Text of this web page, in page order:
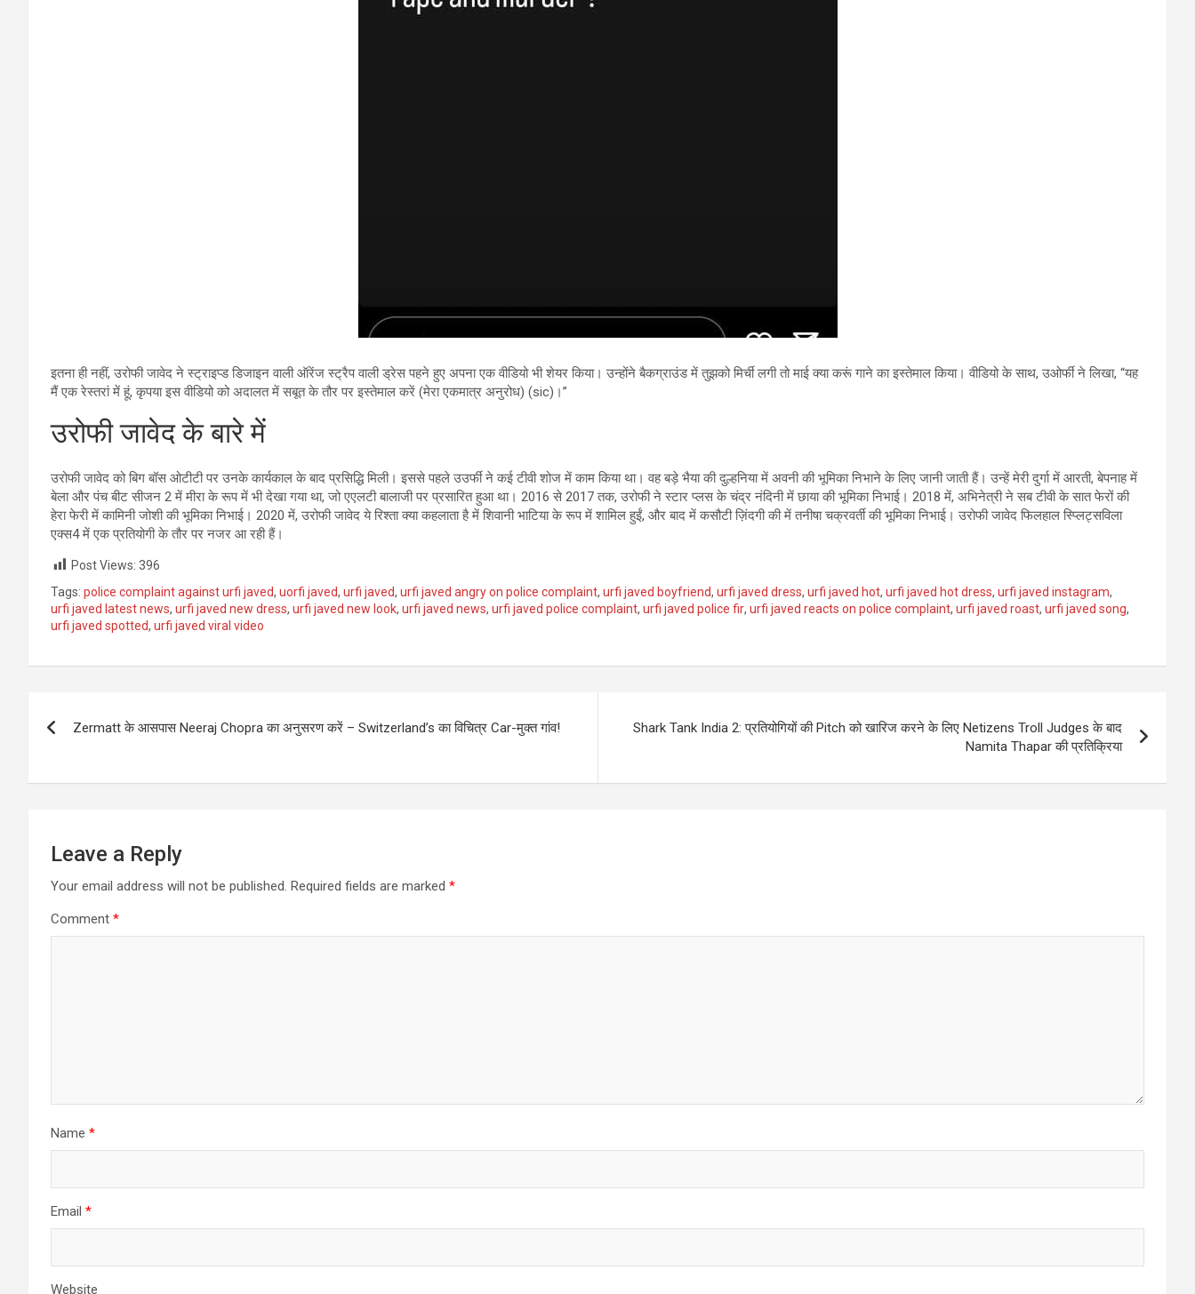
इतना ही नहीं, उरोफी जावेद ने स्ट्राइप्ड डिजाइन वाली ऑरेंज स्ट्रैप वाली ड्रेस पहने हुए अपना एक वीडियो भी शेयर किया। उन्होंने बैकग्राउंड में तुझको मिर्ची लगी तो माई क्या करूं गाने का इस्तेमाल किया। वीडियो के साथ, उओर्फी ने लिखा, “यह
मैं एक रेस्तरां में हूं, कृपया इस वीडियो को अदालत में सबूत के तौर पर इस्तेमाल करें (मेरा एकमात्र अनुरोध) (sic)।”
उरोफी जावेद के बारे में
उरोफी जावेद को बिग बॉस ओटीटी पर उनके कार्यकाल के बाद प्रसिद्धि मिली। इससे पहले उउर्फी ने कई टीवी शोज में काम किया था। वह बड़े भैया की दुल्हनिया में अवनी की भूमिका निभाने के लिए जानी जाती हैं। उन्हें मेरी दुर्गा में आरती, बेपनाह में
बेला और पंच बीट सीजन 2 में मीरा के रूप में भी देखा गया था, जो एएलटी बालाजी पर प्रसारित हुआ था। 2016 से 2017 तक, उरोफी ने स्टार प्लस के चंद्र नंदिनी में छाया की भूमिका निभाई। 2018 में, अभिनेत्री ने सब टीवी के सात फेरों की
हेरा फेरी में कामिनी जोशी की भूमिका निभाई। 2020 में, उरोफी जावेद ये रिश्ता क्या कहलाता है में शिवानी भाटिया के रूप में शामिल हुईं, और बाद में कसौटी ज़िंदगी की में तनीषा चक्रवर्ती की भूमिका निभाई। उरोफी जावेद फिलहाल स्प्लिट्सविला
एक्स4 में एक प्रतियोगी के तौर पर नजर आ रही हैं।
Post Views: 396
Tags: police complaint against urfi javed, uorfi javed, urfi javed, urfi javed angry on police complaint, urfi javed boyfriend, urfi javed dress, urfi javed hot, urfi javed hot dress, urfi javed instagram,
urfi javed latest news, urfi javed new dress, urfi javed new look, urfi javed news, urfi javed police complaint, urfi javed police fir, urfi javed reacts on police complaint, urfi javed roast, urfi javed song,
urfi javed spotted, urfi javed viral video
navigation
Zermatt के आसपास Neeraj Chopra का अनुसरण करें – Switzerland’s का विचित्र Car-मुक्त गांव!
Shark Tank India 2: प्रतियोगियों की Pitch को खारिज करने के लिए Netizens Troll Judges के बाद
Namita Thapar की प्रतिक्रिया
Leave a Reply
Your email address will not be published. Required fields are marked *
Comment *
Name *
Email *
Website